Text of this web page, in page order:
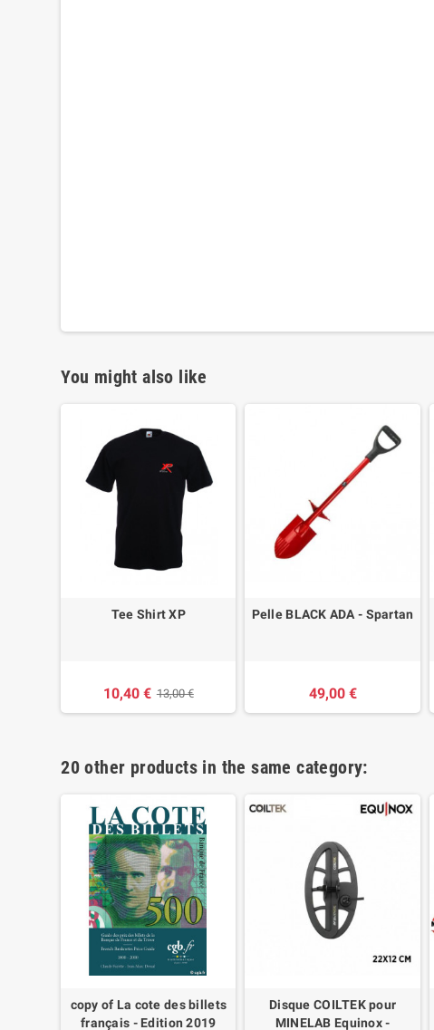
You might also like
Tee Shirt XP
10,40 € 13,00 €
Pelle BLACK ADA - Spartan
49,00 €
20 other products in the same category:
copy of La cote des billets
français - Edition 2019
Disque COILTEK pour
MINELAB Equinox -